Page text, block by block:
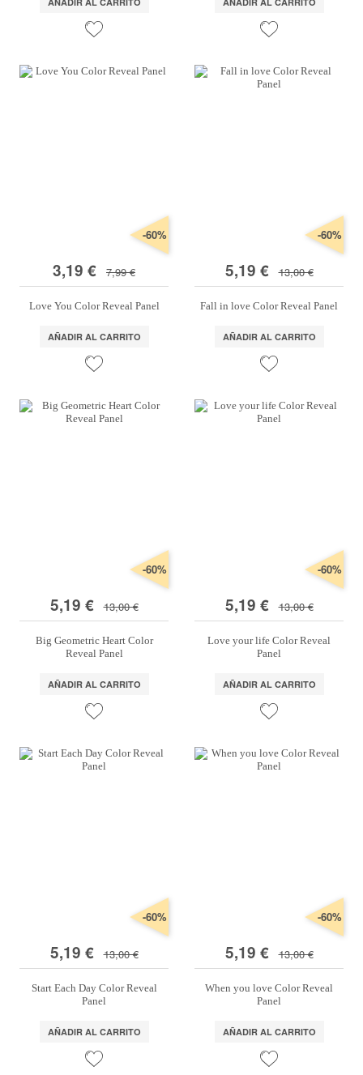
3,19 € 7,99 €
-60%
Love You Color Reveal Panel
AÑADIR AL CARRITO
5,19 € 13,00 €
-60%
Fall in love Color Reveal Panel
AÑADIR AL CARRITO
5,19 € 13,00 €
-60%
Big Geometric Heart Color
Reveal Panel
AÑADIR AL CARRITO
5,19 € 13,00 €
-60%
Love your life Color Reveal
Panel
AÑADIR AL CARRITO
5,19 € 13,00 €
-60%
Start Each Day Color Reveal
Panel
AÑADIR AL CARRITO
5,19 € 13,00 €
-60%
When you love Color Reveal
Panel
AÑADIR AL CARRITO